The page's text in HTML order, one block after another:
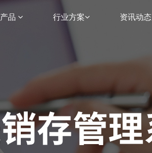
产品 行业方案 资讯动态